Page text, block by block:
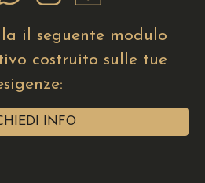
il seguente modulo
costruito sulle tue
INFO